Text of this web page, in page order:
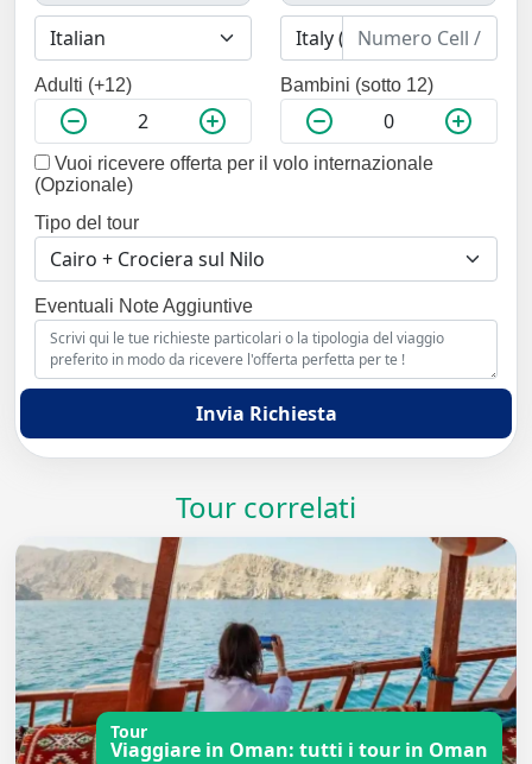
Adulti (+12) Bambini (sotto 12)
Vuoi ricevere offerta per il volo internazionale
(Opzionale)
Tipo del tour
Eventuali Note Aggiuntive
Invia Richiesta
Tour correlati
Tour
Viaggiare in Oman: tutti i tour in Oman